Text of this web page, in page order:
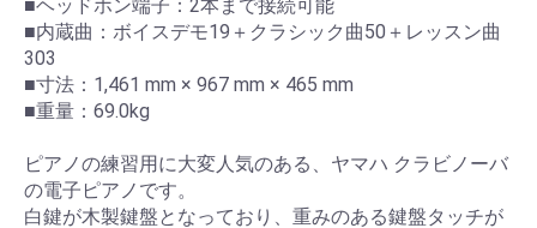
■ヘッドホン端子：2本まで接続可能
■内蔵曲：ボイスデモ19＋クラシック曲50＋レッスン曲
303
■寸法：1,461 mm × 967 mm × 465 mm
■重量：69.0kg
ピアノの練習用に大変人気のある、ヤマハ クラビノーバ
の電子ピアノです。
白鍵が木製鍵盤となっており、重みのある鍵盤タッチが